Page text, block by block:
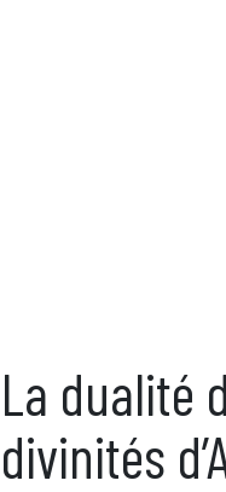
La dualité
divinités